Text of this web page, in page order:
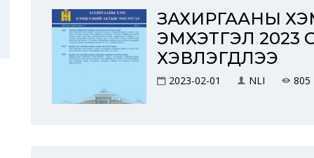
ЗАХИРГААНЫ
ЭМХЭТГЭЛ 2023
ХЭВЛЭГДЛЭЭ
2023-02-01 NLI 805